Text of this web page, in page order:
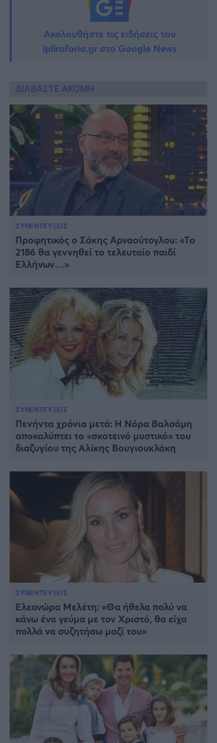
Ακολουθήστε τις ειδήσεις του
ipliroforia.gr στο Google News
ΔΙΑΒΑΣΤΕ ΑΚΟΜΗ
ΣΥΝΕΝΤΕΥΞΕΙΣ
Προφητικός ο Σάκης Αρναούτογλου: «Το
2186 θα γεννηθεί το τελευταίο παιδί
Ελλήνων…»
ΣΥΝΕΝΤΕΥΞΕΙΣ
Πενήντα χρόνια μετά: Η Νόρα Βαλσάμη
αποκαλύπτει το «σκοτεινό μυστικό» του
διαζυγίου της Αλίκης Βουγιουκλάκη
ΣΥΝΕΝΤΕΥΞΕΙΣ
Ελεονώρα Μελέτη: «Θα ήθελα πολύ να
κάνω ένα γεύμα με τον Χριστό, θα είχα
πολλά να συζητήσω μαζί του»